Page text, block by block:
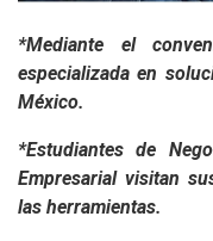
*Mediante el
especializada en
México.
*Estudiantes de
Empresarial visitan
las herramientas.